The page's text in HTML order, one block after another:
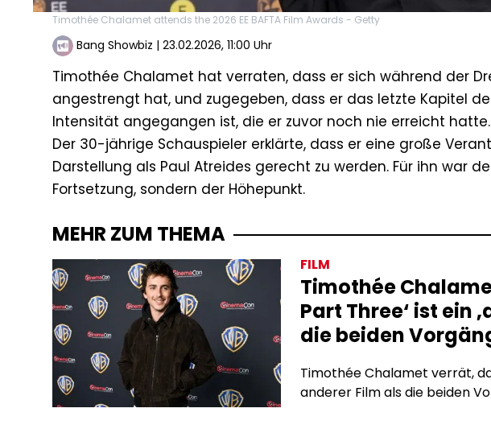
Timothée Chalamet attends the 2026 EE BAFTA Film Awards - Getty
Bang Showbiz | 23.02.2026, 11:00 Uhr
Timothée Chalamet hat verraten, dass er sich während der
angestrengt hat, und zugegeben, dass er das letzte Kapitel
Intensität angegangen ist, die er zuvor noch nie erreicht hatte.
Der 30-jährige Schauspieler erklärte, dass er eine große
Darstellung als Paul Atreides gerecht zu werden. Für ihn war
Fortsetzung, sondern der Höhepunkt.
MEHR ZUM THEMA
FILM
Timothée
Part Three‘ ist ein
die beiden
Timothée Chalamet verrät,
anderer Film als die beiden